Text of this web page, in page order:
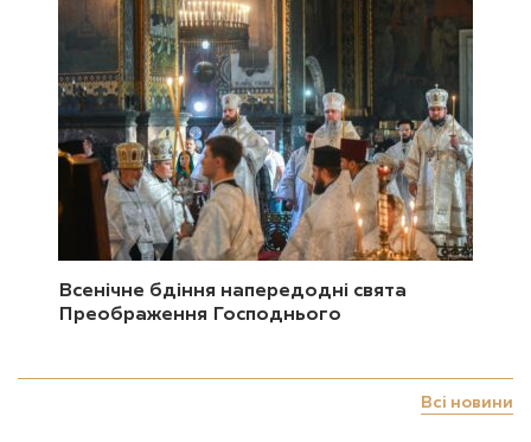
Всенічне бдіння напередодні свята
Преображення Господнього
Всі новини